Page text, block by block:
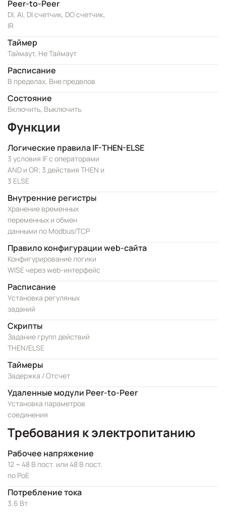
Peer-to-Peer
DI, AI, DI счетчик, DO счетчик,
IR
Таймер
Таймаут, Не Таймаут
Расписание
В пределах, Вне пределов
Состояние
Включить, Выключить
Функции
Логические правила IF-THEN-ELSE
3 условия IF с операторами
AND и OR; 3 действия THEN и
3 ELSE
Внутренние регистры
Хранение временных
переменных и обмен
данными по Modbus/TCP
Правило конфигурации web-сайта
Конфигурирование логики
WISE через web-интерфейс
Расписание
Установка регуляных
заданий
Скрипты
Задание групп действий
THEN/ELSE
Таймеры
Задержка / Отсчет
Удаленные модули Peer-to-Peer
Установка параметров
соединения
Требования к электропитанию
Рабочее напряжение
12 ~ 48 В пост. или 48 В пост.
по PoE
Потребление тока
3.6 Вт